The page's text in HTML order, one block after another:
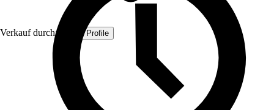
Verkauf durch: Quest Profile